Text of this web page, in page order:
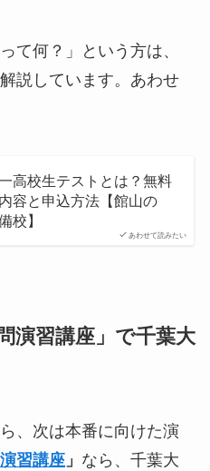
て何？」という方は、
説しています。あわせ
あわせて読みたい
高校生テストとは？無料
容と申込方法【館山の
校】
演習講座」で千葉大
、次は本番に向けた演
習講座」 なら、千葉大